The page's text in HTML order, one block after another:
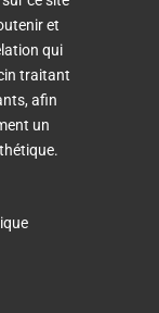
et
qui
traitant
afin
un